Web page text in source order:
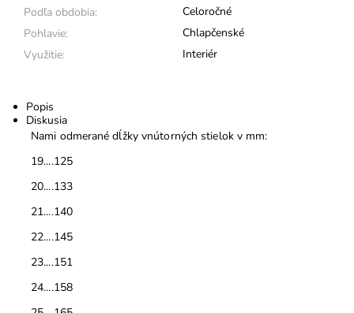
Podľa obdobia:
Celoročné
Pohlavie:
Chlapčenské
Využitie:
Interiér
Popis
Diskusia
Nami odmerané dĺžky vnútorných stielok v mm:
19....125
20....133
21....140
22....145
23....151
24....158